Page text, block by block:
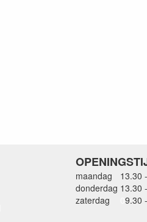
maandag 13.30
donderdag 13.30
zaterdag
9.30